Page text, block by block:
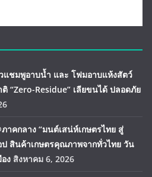
วแชมพูอาบน้ำ และ โฟมอาบแห้งสัตว์
“Zero-Residue” เลียขนได้ ปลอดภัย
าคกลาง “มนต์เสน่ห์เกษตรไทย สู่
สินค้าเกษตรคุณภาพจากทั่วไทย วัน
ง สิงหาคม 6, 2026